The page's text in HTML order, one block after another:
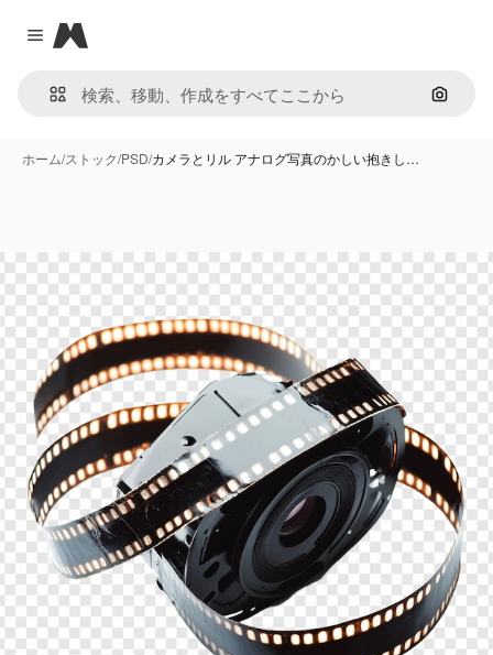
Close menu
Magnific
画像で
ホーム/ストック/PSD/カメラとリル アナログ写真のかしい抱きし…